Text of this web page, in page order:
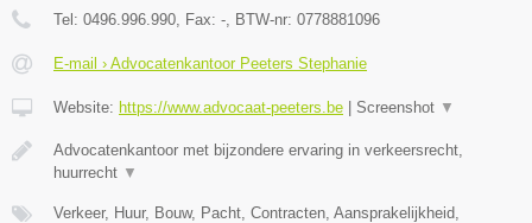
Tel: 0496.996.990 , Fax: - , BTW-nr: 0778881096
E-mail › Advocatenkantoor Peeters Stephanie
Website: https://www.advocaat-peeters.be Screenshot ▼
Advocatenkantoor met bijzondere ervaring in verkeersrecht,
huurrecht ▼
Verkeer, Huur, Bouw, Pacht, Contracten, Aansprakelijkheid,